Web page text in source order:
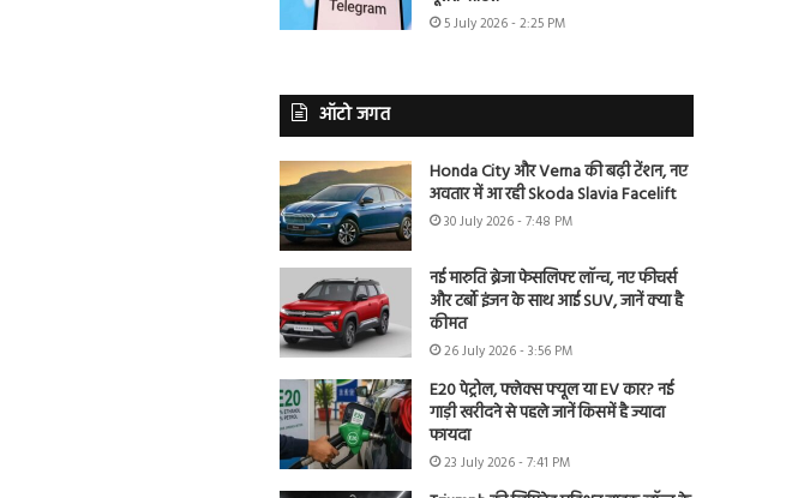
5 July 2026 - 2:25 PM
ऑटो जगत
Honda City और Verna की बढ़ी टेंशन, नए
अवतार में आ रही Skoda Slavia Facelift
30 July 2026 - 7:48 PM
नई मारुति ब्रेजा फेसलिफ्ट लॉन्च, नए फीचर्स
और टर्बो इंजन के साथ आई SUV, जानें क्या है
कीमत
26 July 2026 - 3:56 PM
E20 पेट्रोल, फ्लेक्स फ्यूल या EV कार? नई
गाड़ी खरीदने से पहले जानें किसमें है ज्यादा
फायदा
23 July 2026 - 7:41 PM